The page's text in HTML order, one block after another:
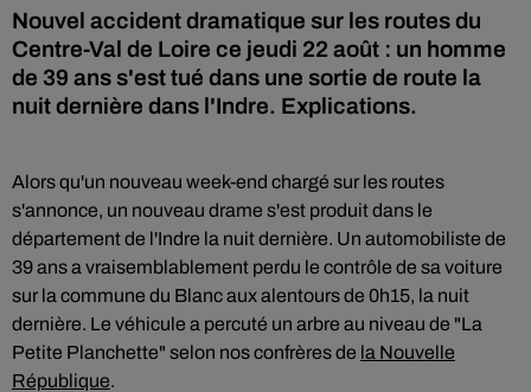
Nouvel accident dramatique sur les routes du
Centre-Val de Loire ce jeudi 22 août : un homme
de 39 ans s'est tué dans une sortie de route la
nuit dernière dans l'Indre. Explications.
Alors qu'un nouveau week-end chargé sur les routes
s'annonce, un nouveau drame s'est produit dans le
département de l'Indre la nuit dernière. Un automobiliste de
39 ans a vraisemblablement perdu le contrôle de sa voiture
sur la commune du Blanc aux alentours de 0h15, la nuit
dernière. Le véhicule a percuté un arbre au niveau de "La
Petite Planchette" selon nos confrères de la Nouvelle
République.